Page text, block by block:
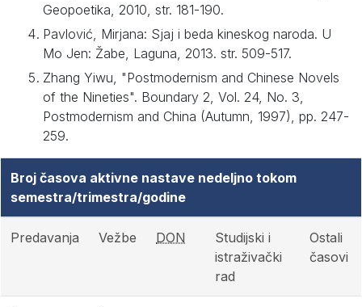
Geopoetika, 2010, str. 181-190.
Pavlović, Mirjana: Sjaj i beda kineskog naroda. U
Mo Jen: Žabe, Laguna, 2013. str. 509-517.
Zhang Yiwu, "Postmodernism and Chinese Novels
of the Nineties". Boundary 2, Vol. 24, No. 3,
Postmodernism and China (Autumn, 1997), pp. 247-
259.
Broj časova aktivne nastave nedeljno tokom
semestra/trimestra/godine
Predavanja Vežbe DON
Studijski i
istraživački
rad
Ostali
časovi